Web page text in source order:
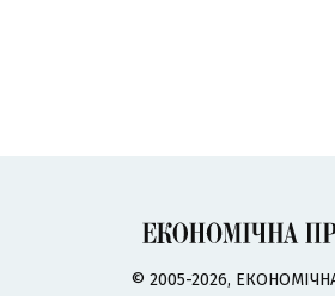
© 2005-2026,